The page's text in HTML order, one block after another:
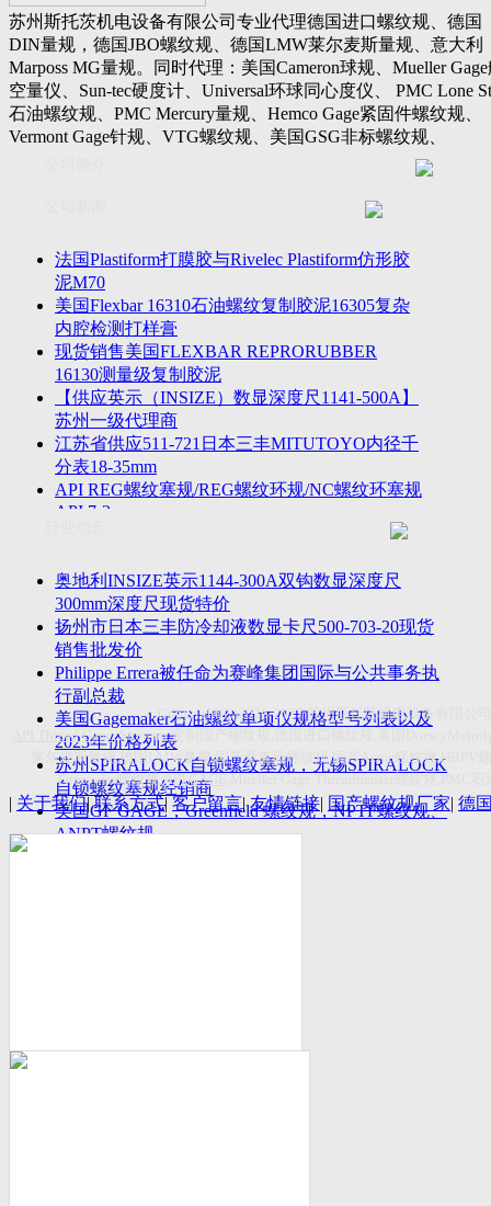
公司新闻
行业动态
设备展厅
资料下载
视频下载
资料下载
软件下载
苏州斯托茨机电设备有限公司专业代理德国进口螺纹规、德国
DIN量规，德国JBO螺纹规、德国LMW莱尔麦斯量规、意大利
Marposs MG量规。同时代理：美国Cameron球规、Mueller
空量仪、Sun-tec硬度计、Universal环球同心度仪、 PMC Lone
石油螺纹规、PMC Mercury量规、Hemco Gage紧固件螺纹规、
Vermont Gage针规、VTG螺纹规、美国GSG非标螺纹规、
Threadcheck航空螺纹规、 Westport医疗螺纹规、英国
惠氏螺纹规、Tru-thread石油螺纹规、美国Gagemaker单项仪，
士TESA测高仪、德国Mahr马尔粗糙度仪、数显深度尺、东精
影像仪、英国Zodiac gauge、英国Original Gauge螺纹规等。
法国Plastiform打膜胶与Rivelec Plastiform仿形胶
泥M70
美国Flexbar 16310石油螺纹复制胶泥16305复杂
内腔检测打样膏
现货销售美国FLEXBAR REPRORUBBER
16130测量级复制胶泥
【供应英示（INSIZE）数显深度尺1141-500A】
苏州一级代理商
江苏省供应511-721日本三丰MITUTOYO内径千
分表18-35mm
API REG螺纹塞规/REG螺纹环规/NC螺纹环塞规
API 7-2
苏州市万濠卧式投影仪CPJ-3020W/CPJ-4025W代
美国B2段差尺/间隙段差尺GAPSG/NMSG/GRIP-
004/CFM-095代理商
2023年美国Universal Punch圆度仪价格表，国产
定制跳动量仪
波音一季度营收增近三成超预期，近五年季度交
付数量首超空客
奥地利INSIZE英示1144-300A双钩数显深度尺
300mm深度尺现货特价
扬州市日本三丰防冷却液数显卡尺500-703-20现货
销售批发价
Philippe Errera被任命为赛峰集团国际与公共事务执
行副总裁
美国Gagemaker石油螺纹单项仪规格型号列表以及
2023年价格列表
苏州SPIRALOCK自锁螺纹塞规，无锡SPIRALOCK
自锁螺纹塞规经销商
美国GF GAGE，Greenfield 螺纹规，NPTF螺纹规、
ANPT螺纹规
Copyright(C)2026-2027苏州斯托茨机电设备有限公司
API Thread Gage, Sitemap,定制国产螺纹规
莱尔麦斯量规,德国 LMW量规,国产爱克母螺纹规 ,国产Acme 螺纹规,HBPV
Titecswiss螺纹规 ,API GAGE
| 关于我们|联系方式| 客户留言|友情链接| 国产螺纹规厂家| 德